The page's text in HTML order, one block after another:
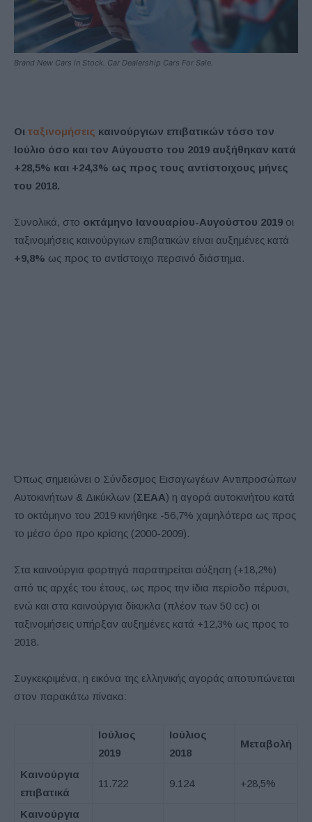
Brand New Cars in Stock. Car Dealership Cars For Sale.
Oι ταξινομήσεις καινούργιων επιβατικών τόσο τον
Ιούλιο όσο και τον Αύγουστο του 2019 αυξήθηκαν κατά
+28,5% και +24,3% ως προς τους αντίστοιχους μήνες
του 2018.
Συνολικά, στο οκτάμηνο Ιανουαρίου-Αυγούστου 2019 οι
ταξινομήσεις καινούργιων επιβατικών είναι αυξημένες κατά
+9,8% ως προς το αντίστοιχο περσινό διάστημα.
Όπως σημειώνει ο Σύνδεσμος Εισαγωγέων Αντιπροσώπων
Αυτοκινήτων & Δικύκλων (ΣΕΑΑ) η αγορά αυτοκινήτου κατά
το οκτάμηνο του 2019 κινήθηκε -56,7% χαμηλότερα ως προς
το μέσο όρο προ κρίσης (2000-2009).
Στα καινούργια φορτηγά παρατηρείται αύξηση (+18,2%)
από τις αρχές του έτους, ως προς την ίδια περίοδο πέρυσι,
ενώ και στα καινούργια δίκυκλα (πλέον των 50 cc) οι
ταξινομήσεις υπήρξαν αυξημένες κατά +12,3% ως προς το
2018.
Συγκεκριμένα, η εικόνα της ελληνικής αγοράς αποτυπώνεται
στον παρακάτω πίνακα:
Ιούλιος
2019
Ιούλιος
2018
Μεταβολή
Καινούργια
επιβατικά
11.722 9.124 +28,5%
Καινούργια